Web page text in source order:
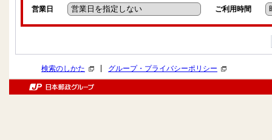
営業日 ご利用時間
検索のしかた グループ・プライバシーポリシー